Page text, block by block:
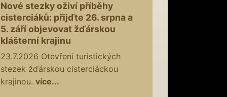
Nové stezky oživí příběhy
cisterciáků: přijďte 26. srpna a
5. září objevovat žďárskou
klášterní krajinu
23.7.2026 Otevření turistických
stezek žďárskou cisterciáckou
krajinou. více...